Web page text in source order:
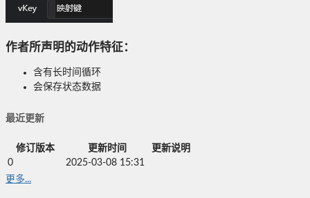
作者所声明的动作特征：
含有长时间循环
会保存状态数据
最近更新
修订版本 更新时间
更新说明
0
2025-03-08 15:31
更多...